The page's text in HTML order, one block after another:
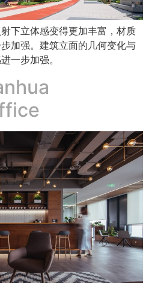
下立体感变得更加丰富，材质
加强。建筑立面的几何变化与
一步加强。